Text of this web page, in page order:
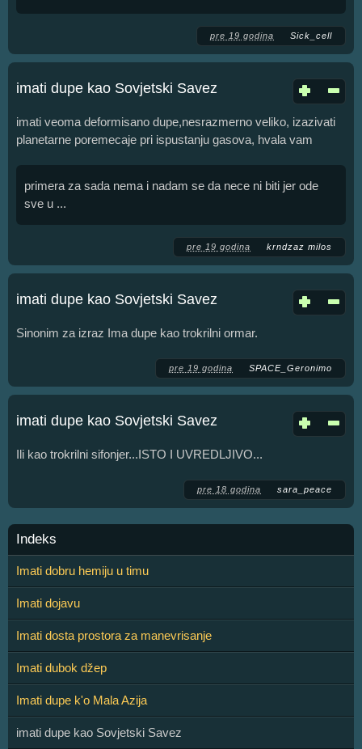
pre 19 godina Sick_cell
imati dupe kao Sovjetski Savez
imati veoma deformisano dupe,nesrazmerno veliko, izazivati
planetarne poremecaje pri ispustanju gasova, hvala vam
primera za sada nema i nadam se da nece ni biti jer ode
sve u ...
pre 19 godina krndzaz milos
imati dupe kao Sovjetski Savez
Sinonim za izraz Ima dupe kao trokrilni ormar.
pre 19 godina SPACE_Geronimo
imati dupe kao Sovjetski Savez
Ili kao trokrilni sifonjer...ISTO I UVREDLJIVO...
pre 18 godina sara_peace
Indeks
Imati dobru hemiju u timu
Imati dojavu
Imati dosta prostora za manevrisanje
Imati dubok džep
Imati dupe k'o Mala Azija
imati dupe kao Sovjetski Savez